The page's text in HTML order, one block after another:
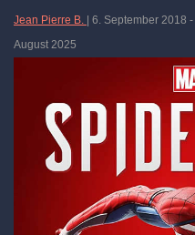
Jean Pierre B. 6. September 2018 -
August 2025